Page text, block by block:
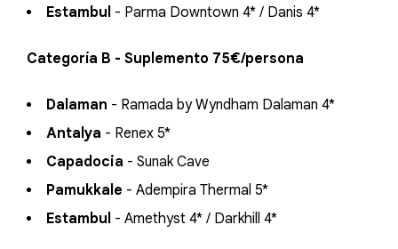
Estambul - Parma Downtown 4* / Danis 4*
Categoría B - Suplemento 75€/persona
Dalaman - Ramada by Wyndham Dalaman 4*
Antalya - Renex 5*
Capadocia - Sunak Cave
Pamukkale - Adempira Thermal 5*
Estambul - Amethyst 4* / Darkhill 4*